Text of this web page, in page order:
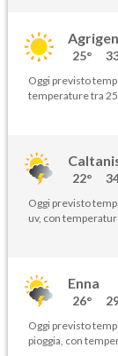
25°
Oggi previsto
temperature tra
22°
Oggi previsto
uv, con
Enna
26°
Oggi previsto
pioggia, con